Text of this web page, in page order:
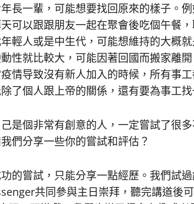
長一輩，可能想要找回原來的樣子。
可以跟跟朋友一起在聚會後吃個午餐
輕人或是中生代，可能想維持的大概
性就比較大，可能因著回國而搬家離
情导致沒有新人加入的時候，所有事
了個人跟上帝的關係，還有要為事工找
是個非常有創意的人，一定嘗試了很
們分享一些你的嘗試和評估？
的嘗試，只能分享一點經歷。我們試
共同參與主日崇拜，聽完講道後